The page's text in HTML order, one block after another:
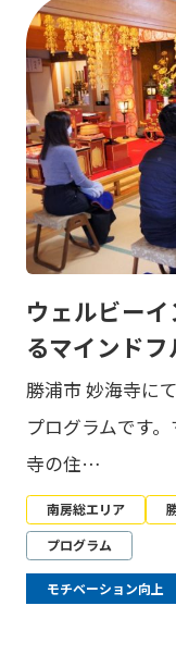
ウェルビー
るマインド
勝浦市 妙海寺に
プログラムです
寺の住…
南房総エリア
プログラム
モチベーション向上